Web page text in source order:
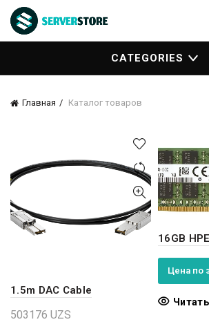
CATEGORIES
Главная Каталог товаров
1.5m DAC Cable
503176 UZS
16GB
Цена по